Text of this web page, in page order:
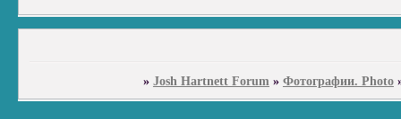
» Josh Hartnett Forum » Фотографии. Photo